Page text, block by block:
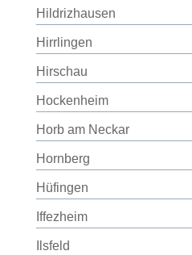
Hildrizhausen
Hirrlingen
Hirschau
Hockenheim
Horb am Neckar
Hornberg
Hüfingen
Iffezheim
Ilsfeld